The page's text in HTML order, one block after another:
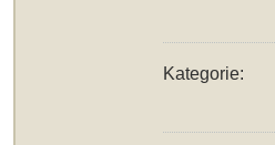
Kategorie: